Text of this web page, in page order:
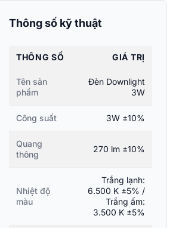
Thông số kỹ thuật
THÔNG SỐ GIÁ TRỊ
Tên sản
phẩm
Đèn Downlight
3W
Công suất 3W ±10%
Quang
thông
270 lm ±10%
Nhiệt độ
màu
Trắng lạnh:
6.500 K ±5% /
Trắng ấm:
3.500 K ±5%